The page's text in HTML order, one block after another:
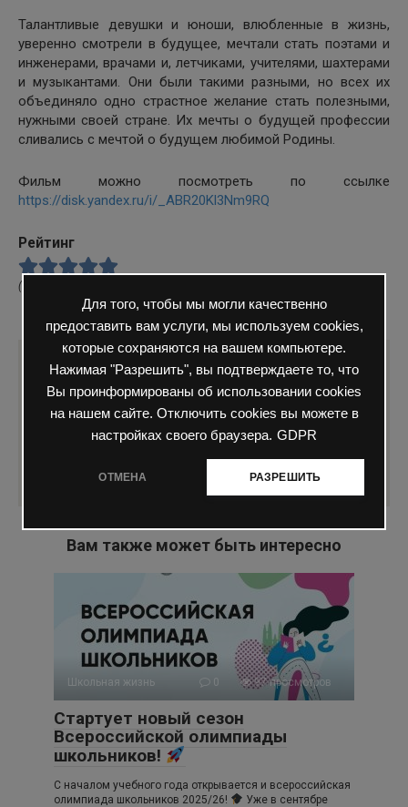
Для того, чтобы мы могли качественно
предоставить вам услуги, мы используем cookies,
которые сохраняются на вашем компьютере.
Нажимая "Разрешить", вы подтверждаете то, что
Вы проинформированы об использовании cookies
на нашем сайте. Отключить cookies вы можете в
настройках своего браузера. GDPR
ОТМЕНА РАЗРЕШИТЬ
Талантливые девушки и юноши, влюбленные в жизнь,
уверенно смотрели в будущее, мечтали стать поэтами и
инженерами, врачами и, летчиками, учителями, шахтерами
и музыкантами. Они были такими разными, но всех их
объединяло одно страстное желание стать полезными,
нужными своей стране. Их мечты о будущей профессии
сливались с мечтой о будущем любимой Родины.
Фильм можно посмотреть по ссылке
https://disk.yandex.ru/i/_ABR20Kl3Nm9RQ
Рейтинг
(
153 просмотров
Понравилась статья? Поделиться с
друзьями:
Вам также может быть интересно
Школьная жизнь 0 97 просмотров
Стартует новый сезон
Всероссийской олимпиады
школьников!
С началом учебного года открывается и всероссийская
олимпиада школьников 2025/26!
Уже в сентябре